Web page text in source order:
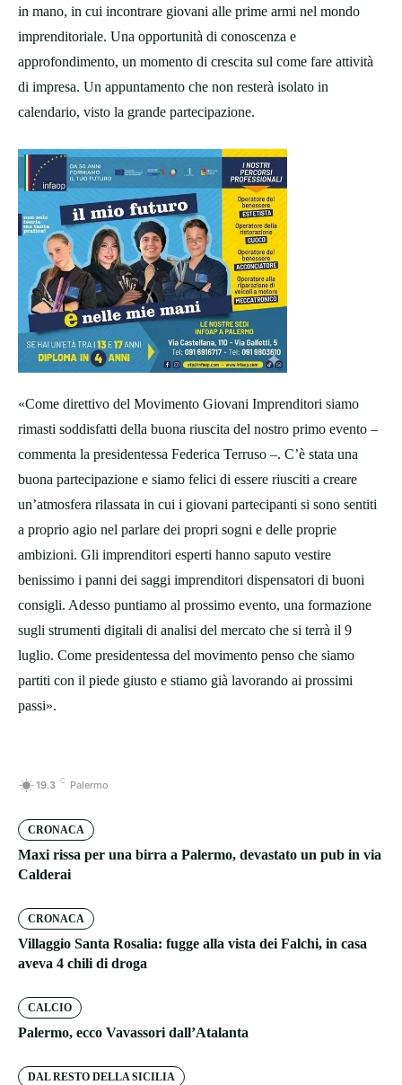
in mano, in cui incontrare giovani alle prime armi nel mondo
imprenditoriale. Una opportunità di conoscenza e
approfondimento, un momento di crescita sul come fare attività
di impresa. Un appuntamento che non resterà isolato in
calendario, visto la grande partecipazione.
«Come direttivo del Movimento Giovani Imprenditori siamo
rimasti soddisfatti della buona riuscita del nostro primo evento –
commenta la presidentessa Federica Terruso –. C’è stata una
buona partecipazione e siamo felici di essere riusciti a creare
un’atmosfera rilassata in cui i giovani partecipanti si sono sentiti
a proprio agio nel parlare dei propri sogni e delle proprie
ambizioni. Gli imprenditori esperti hanno saputo vestire
benissimo i panni dei saggi imprenditori dispensatori di buoni
consigli. Adesso puntiamo al prossimo evento, una formazione
sugli strumenti digitali di analisi del mercato che si terrà il 9
luglio. Come presidentessa del movimento penso che siamo
partiti con il piede giusto e stiamo già lavorando ai prossimi
passi».
19.3 C Palermo
CRONACA
Maxi rissa per una birra a Palermo, devastato un pub in via
Calderai
CRONACA
Villaggio Santa Rosalia: fugge alla vista dei Falchi, in casa
aveva 4 chili di droga
CALCIO
Palermo, ecco Vavassori dall’Atalanta
DAL RESTO DELLA SICILIA